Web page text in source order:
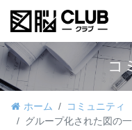
コ
ホーム
コミュニティ
グループ化された図の